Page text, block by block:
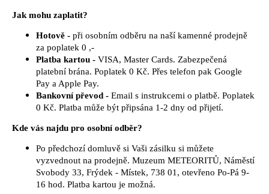
Jak mohu zaplatit?
Hotově - při osobním odběru na naší kamenné prodejně
za poplatek 0 ,-
Platba kartou - VISA, Master Cards. Zabezpečená
platební brána. Poplatek 0 Kč. Přes telefon pak Google
Pay a Apple Pay.
Bankovní převod - Email s instrukcemi o platbě. Poplatek
0 Kč. Platba může být připsána 1-2 dny od přijetí.
Kde vás najdu pro osobní odběr?
Po předchozí domluvě si Vaši zásilku si můžete
vyzvednout na prodejně. Muzeum METEORITŮ, Náměstí
Svobody 33, Frýdek - Místek, 738 01, otevřeno Po-Pá 9-
16 hod. Platba kartou je možná.